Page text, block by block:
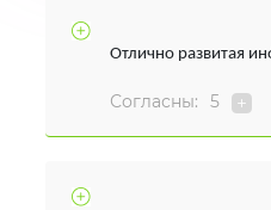
Отлично развитая
Согласны: 5